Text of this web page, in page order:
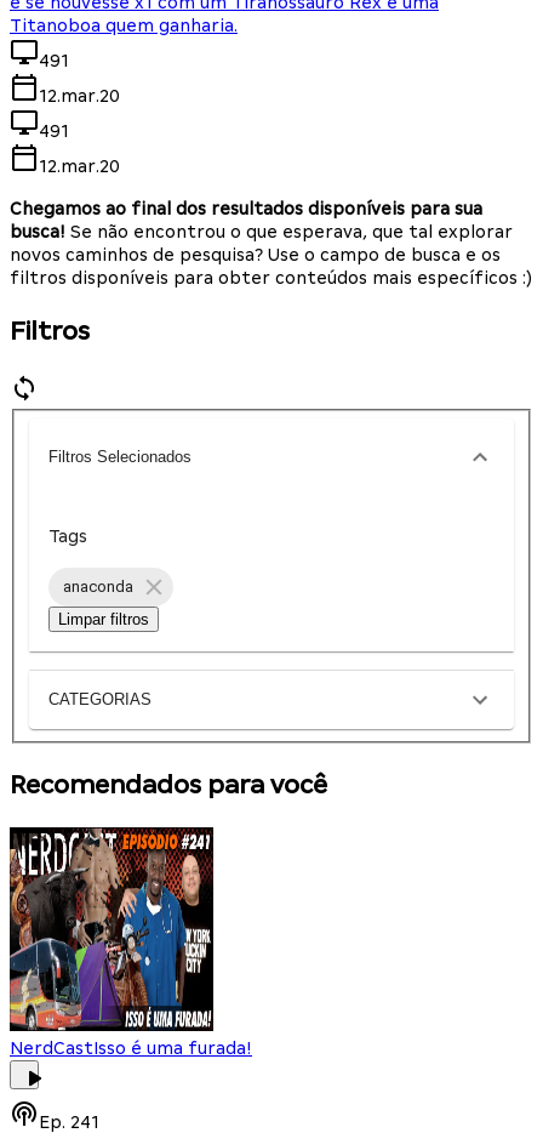
Titanoboa quem ganharia.
491
12.mar.20
491
12.mar.20
Chegamos ao final dos resultados disponíveis para sua
busca! Se não encontrou o que esperava, que tal explorar
novos caminhos de pesquisa? Use o campo de busca e os
filtros disponíveis para obter conteúdos mais específicos :)
Filtros
Filtros Selecionados
Tags
anaconda
Limpar filtros
CATEGORIAS
Recomendados para você
NerdCastIsso é uma furada!
Ep. 241